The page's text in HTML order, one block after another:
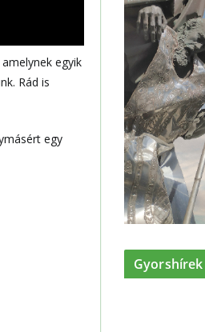
egyik
Rád is
egy
Gyorshírek